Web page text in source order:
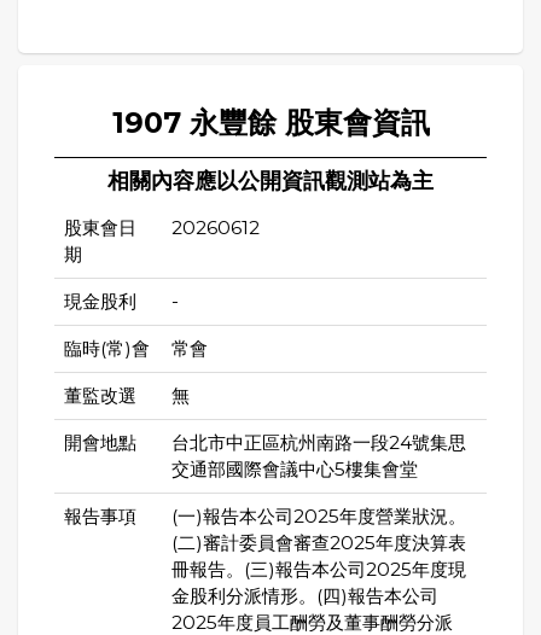
1907 永豐餘 股東會資訊
相關內容應以公開資訊觀測站為主
股東會日
期
20260612
現金股利 -
臨時(常)會 常會
董監改選 無
開會地點
台北市中正區杭州南路一段24號集思
交通部國際會議中心5樓集會堂
報告事項
(一)報告本公司2025年度營業狀況。
(二)審計委員會審查2025年度決算表
冊報告。(三)報告本公司2025年度現
金股利分派情形。(四)報告本公司
2025年度員工酬勞及董事酬勞分派